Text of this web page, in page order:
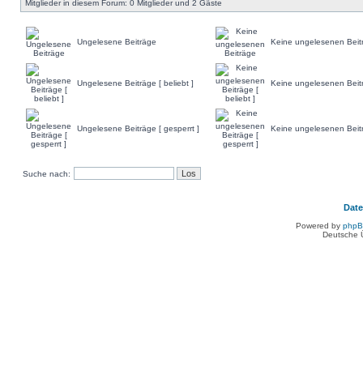
Mitglieder in diesem Forum: 0 Mitglieder und 2 Gäste
Ungelesene Beiträge Keine ungelesenen
Ungelesene Beiträge [ beliebt ] Keine ungelesenen
Ungelesene Beiträge [ gesperrt ] Keine ungelesenen
Suche nach:
Powered by
Deutsche